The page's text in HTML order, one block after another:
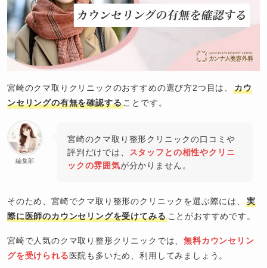
宮崎のクマ取りクリニックのおすすめの選び方2つ目は、
カウ
ンセリングの有無を確認する ことです。
編集部
宮崎のクマ取り整形クリニックの口コミや
評判だけでは、
スタッフとの相性やクリニ
ックの雰囲気が分かりません。
そのため、宮崎でクマ取り整形のクリニックを選ぶ際には、
実
際に医師のカウンセリングを受けてみることがおすすめです。
宮崎で人気のクマ取り整形クリニックでは、無料カウンセリン
グを受けられる 医院も多いため、利用してみましょう。